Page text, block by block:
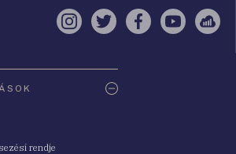
Instagram
TwitterFacebook
YouTube
rendje